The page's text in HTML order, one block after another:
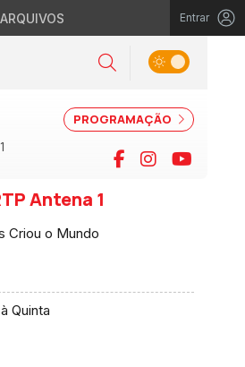
Entrar
Pesquisar
Alternar tema
PROGRAMAÇÃO
Facebook
Instagram
Antena 1
Criou o Mundo
Quinta